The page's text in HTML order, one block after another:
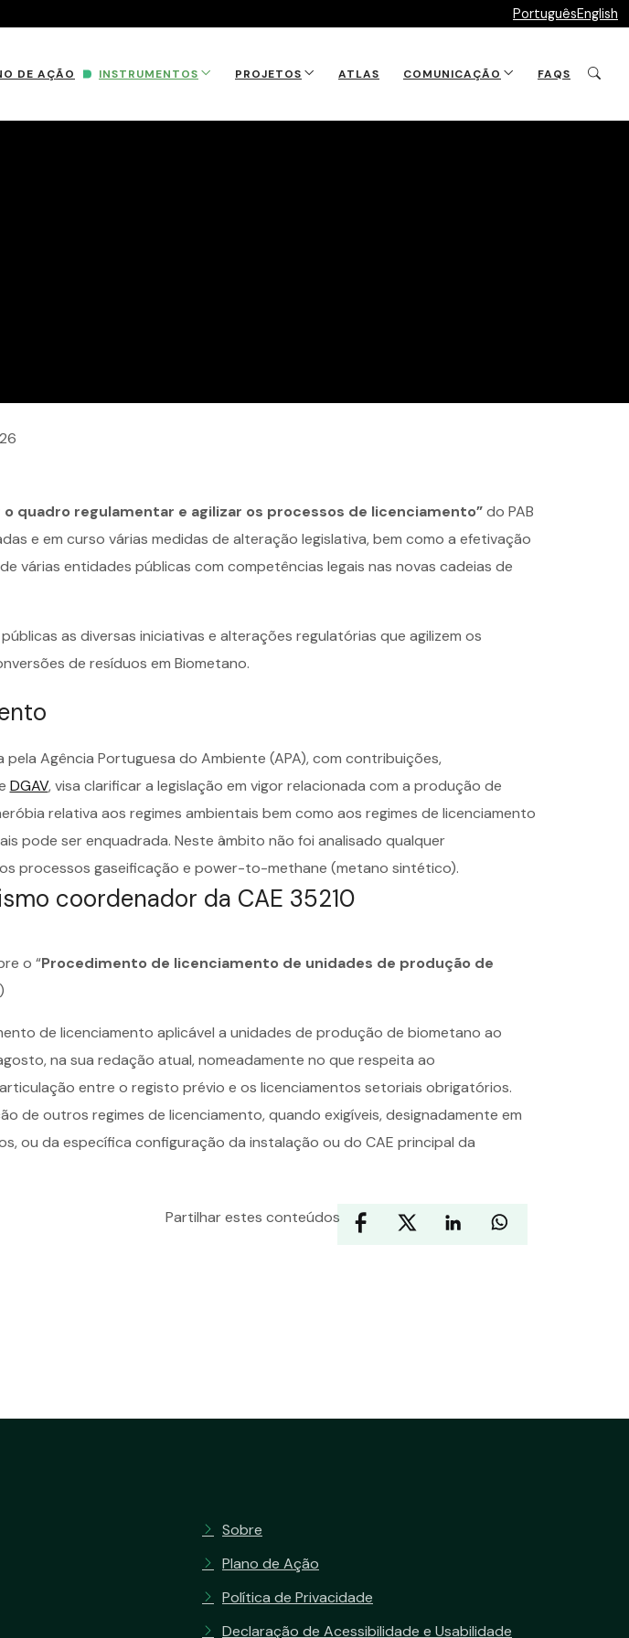
PortuguêsEnglish
DE AÇÃO INSTRUMENTOS PROJETOS ATLAS COMUNICAÇÃO FAQS
o quadro regulamentar e agilizar os processos de licenciamento”do PAB
e em curso várias medidas de alteração legislativa, bem como a efetivação
várias entidades públicas com competências legais nas novas cadeias de
as diversas iniciativas e alterações regulatórias que agilizem os
de resíduos em Biometano.
pela Agência Portuguesa do Ambiente (APA), com contribuições,
DGAV, visa clarificar a legislação em vigor relacionada com a produção de
relativa aos regimes ambientais bem como aos regimes de licenciamento
pode ser enquadrada. Neste âmbito não foi analisado qualquer
processos gaseificação e power-to-methane (metano sintético).
coordenador da CAE 35210
o “Procedimento de licenciamento de unidades de produção de
de licenciamento aplicável a unidades de produção de biometano ao
na sua redação atual, nomeadamente no que respeita ao
entre o registo prévio e os licenciamentos setoriais obrigatórios.
de outros regimes de licenciamento, quando exigíveis, designadamente em
ou da específica configuração da instalação ou do CAE principal da
Partilhar estes conteúdos
Sobre
Plano de Ação
Política de Privacidade
Declaração de Acessibilidade e Usabilidade